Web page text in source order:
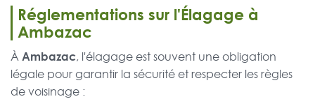
Réglementations sur l'Élagage à
Ambazac
ÀAmbazac, l'élagage est souvent une obligation
légale pour garantir la sécurité et respecter les règles
de voisinage :